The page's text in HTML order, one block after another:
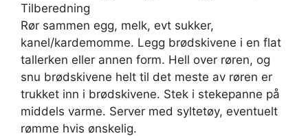
Tilberedning
Rør sammen egg, melk, evt sukker,
kanel/kardemomme. Legg brødskivene i en flat
tallerken eller annen form. Hell over røren, og
snu brødskivene helt til det meste av røren er
trukket inn i brødskivene. Stek i stekepanne på
middels varme. Server med syltetøy, eventuelt
rømme hvis ønskelig.